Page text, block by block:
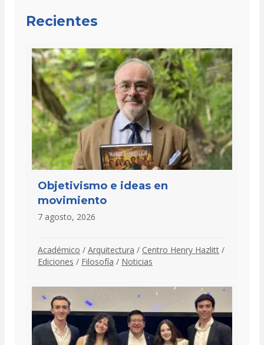
Recientes
Objetivismo e ideas en
movimiento
7 agosto, 2026
Académico / Arquitectura / Centro Henry Hazlitt /
Ediciones / Filosofía / Noticias